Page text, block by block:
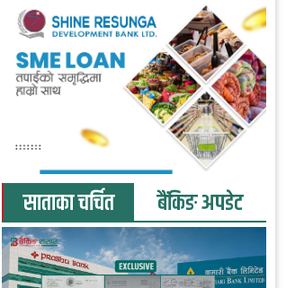
साताका चर्चित बैंकिङ अपडेट